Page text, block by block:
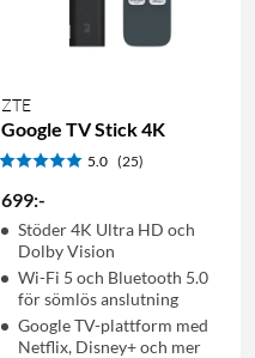
ZTE
Google TV Stick 4K
5.0 (25)
699:-
Stöder 4K Ultra HD och
Dolby Vision
Wi-Fi 5 och Bluetooth 5.0
för sömlös anslutning
Google TV-plattform med
Netflix, Disney+ och mer